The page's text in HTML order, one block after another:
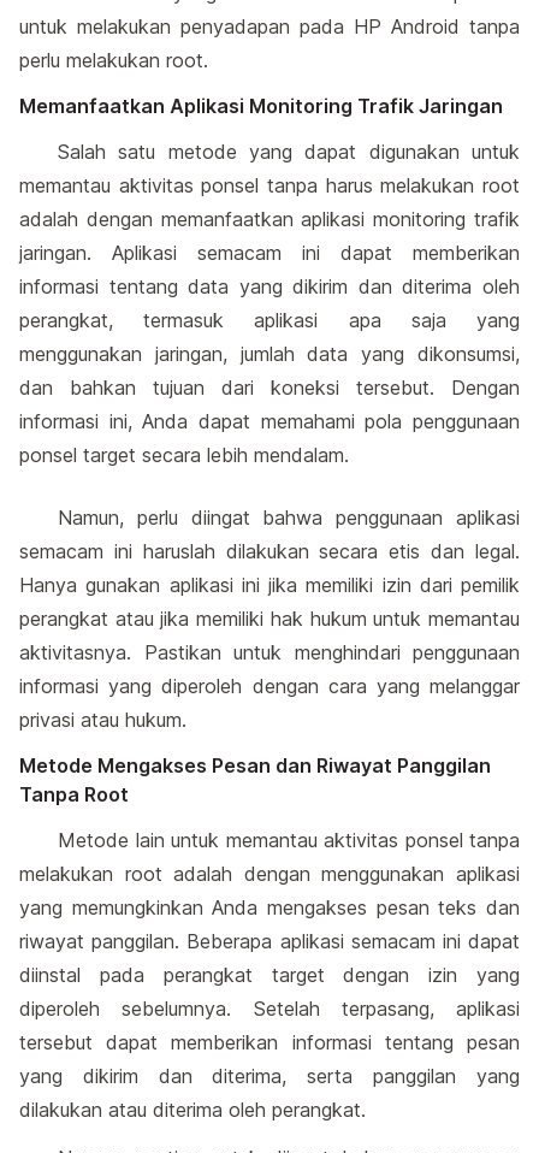
untuk melakukan penyadapan pada HP Android tanpa
perlu melakukan root.
Memanfaatkan Aplikasi Monitoring Trafik Jaringan
Salah satu metode yang dapat digunakan untuk
memantau aktivitas ponsel tanpa harus melakukan root
adalah dengan memanfaatkan aplikasi monitoring trafik
jaringan. Aplikasi semacam ini dapat memberikan
informasi tentang data yang dikirim dan diterima oleh
perangkat, termasuk aplikasi apa saja yang
menggunakan jaringan, jumlah data yang dikonsumsi,
dan bahkan tujuan dari koneksi tersebut. Dengan
informasi ini, Anda dapat memahami pola penggunaan
ponsel target secara lebih mendalam.
Namun, perlu diingat bahwa penggunaan aplikasi
semacam ini haruslah dilakukan secara etis dan legal.
Hanya gunakan aplikasi ini jika memiliki izin dari pemilik
perangkat atau jika memiliki hak hukum untuk memantau
aktivitasnya. Pastikan untuk menghindari penggunaan
informasi yang diperoleh dengan cara yang melanggar
privasi atau hukum.
Metode Mengakses Pesan dan Riwayat Panggilan
Tanpa Root
Metode lain untuk memantau aktivitas ponsel tanpa
melakukan root adalah dengan menggunakan aplikasi
yang memungkinkan Anda mengakses pesan teks dan
riwayat panggilan. Beberapa aplikasi semacam ini dapat
diinstal pada perangkat target dengan izin yang
diperoleh sebelumnya. Setelah terpasang, aplikasi
tersebut dapat memberikan informasi tentang pesan
yang dikirim dan diterima, serta panggilan yang
dilakukan atau diterima oleh perangkat.